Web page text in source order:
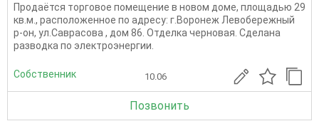
Продаётся торговое помещение в новом доме, площадью 29
кв.м., расположенное по адресу: г.Воронеж Левобережный
р-он, ул.Саврасова , дом 86. Отделка черновая. Сделана
разводка по электроэнергии.
Собственник 10.06
Позвонить